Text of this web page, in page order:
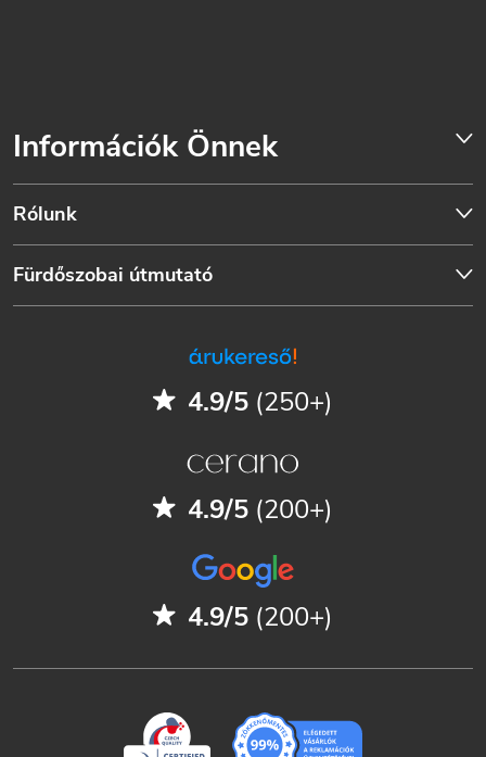
Információk Önnek
Rólunk
Fürdőszobai útmutató
4.9/5 (250+)
4.9/5 (200+)
4.9/5 (200+)